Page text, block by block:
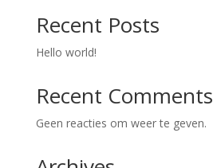
Recent Posts
Hello world!
Recent Comments
Geen reacties om weer te geven.